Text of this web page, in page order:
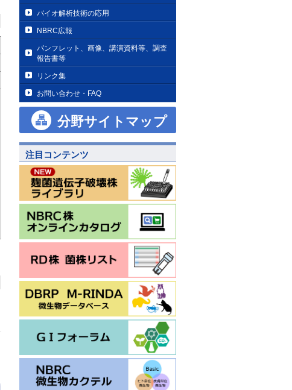
バイオ解析技術の応用
NBRC広報
パンフレット、画像、講演資料等、調査
報告書等
リンク集
お問い合わせ・FAQ
分野サイトマップ
注目コンテンツ